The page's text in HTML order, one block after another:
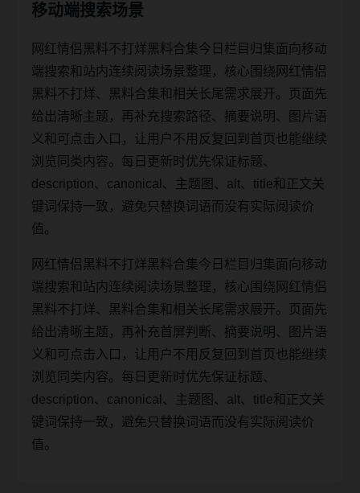
移动端搜索场景
网红情侣黑料不打烊黑料合集今日栏目归集面向移动
端搜索和站内连续阅读场景整理，核心围绕网红情侣
黑料不打烊、黑料合集和相关长尾需求展开。页面先
给出清晰主题，再补充搜索路径、摘要说明、图片语
义和可点击入口，让用户不用反复回到首页也能继续
浏览同类内容。每日更新时优先保证标题、
description、canonical、主题图、alt、title和正文关
键词保持一致，避免只替换词语而没有实际阅读价
值。
网红情侣黑料不打烊黑料合集今日栏目归集面向移动
端搜索和站内连续阅读场景整理，核心围绕网红情侣
黑料不打烊、黑料合集和相关长尾需求展开。页面先
给出清晰主题，再补充首屏判断、摘要说明、图片语
义和可点击入口，让用户不用反复回到首页也能继续
浏览同类内容。每日更新时优先保证标题、
description、canonical、主题图、alt、title和正文关
键词保持一致，避免只替换词语而没有实际阅读价
值。